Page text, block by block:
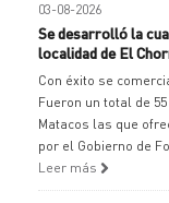
03-08-2026
Se desarrolló la
localidad de El
Con éxito se
Fueron un total de
Matacos las que
por el Gobierno de
Leer más